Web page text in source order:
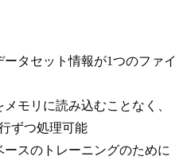
ータセット情報が1つのファイ
モリに読み込むことなく、
ずつ処理可能
ースのトレーニングのために